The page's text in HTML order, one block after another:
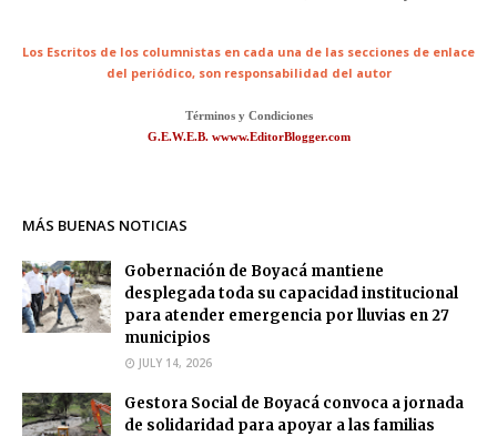
Los Escritos de los columnistas en cada una de las secciones de enlace
del periódico, son responsabilidad del autor
Términos y Condiciones
G.E.W.E.B. wwww.EditorBlogger.com
MÁS BUENAS NOTICIAS
Gobernación de Boyacá mantiene
desplegada toda su capacidad institucional
para atender emergencia por lluvias en 27
municipios
JULY 14, 2026
Gestora Social de Boyacá convoca a jornada
de solidaridad para apoyar a las familias